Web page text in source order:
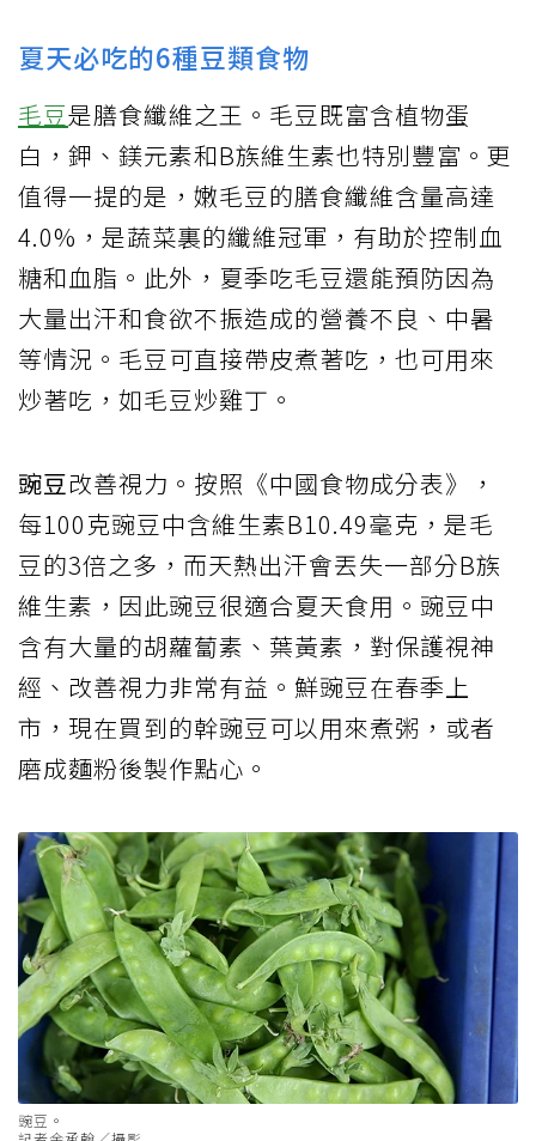
夏天必吃的6種豆類食物
毛豆是膳食纖維之王。毛豆既富含植物蛋
白，鉀、鎂元素和B族維生素也特別豐富。更
值得一提的是，嫩毛豆的膳食纖維含量高達
4.0%，是蔬菜裏的纖維冠軍，有助於控制血
糖和血脂。此外，夏季吃毛豆還能預防因為
大量出汗和食欲不振造成的營養不良、中暑
等情況。毛豆可直接帶皮煮著吃，也可用來
炒著吃，如毛豆炒雞丁。
豌豆改善視力。按照《中國食物成分表》，
每100克豌豆中含維生素B10.49毫克，是毛
豆的3倍之多，而天熱出汗會丟失一部分B族
維生素，因此豌豆很適合夏天食用。豌豆中
含有大量的胡蘿蔔素、葉黃素，對保護視神
經、改善視力非常有益。鮮豌豆在春季上
市，現在買到的幹豌豆可以用來煮粥，或者
磨成麵粉後製作點心。
豌豆。